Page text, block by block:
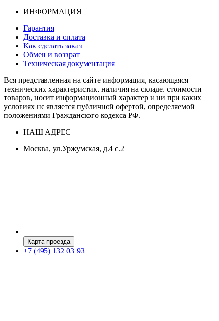
ИНФОРМАЦИЯ
Гарантия
Доставка и оплата
Как сделать заказ
Обмен и возврат
Техническая документация
Вся представленная на сайте информация, касающаяся
технических характеристик, наличия на складе, стоимости
товаров, носит информационный характер и ни при каких
условиях не является публичной офертой, определяемой
положениями Гражданского кодекса РФ.
НАШ АДРЕС
Москва, ул.Уржумская, д.4 с.2
Карта проезда
+7 (495) 132-03-93